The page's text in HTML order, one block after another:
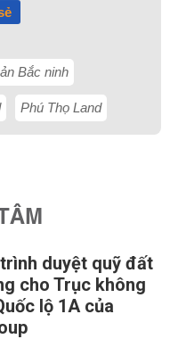
Bắc ninh
Phú Thọ Land
duyệt quỹ đất
cho Trục không
lộ 1A của